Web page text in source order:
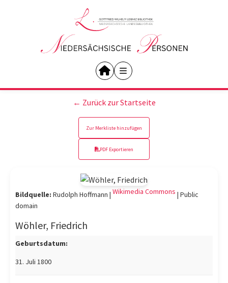
← Zurück zur Startseite
Zur Merkliste hinzufügen
PDF Exportieren
Wöhler, Friedrich
Geburtsdatum:
31. Juli 1800
Bildquelle: Rudolph Hoffmann | Wikimedia Commons | Public
domain